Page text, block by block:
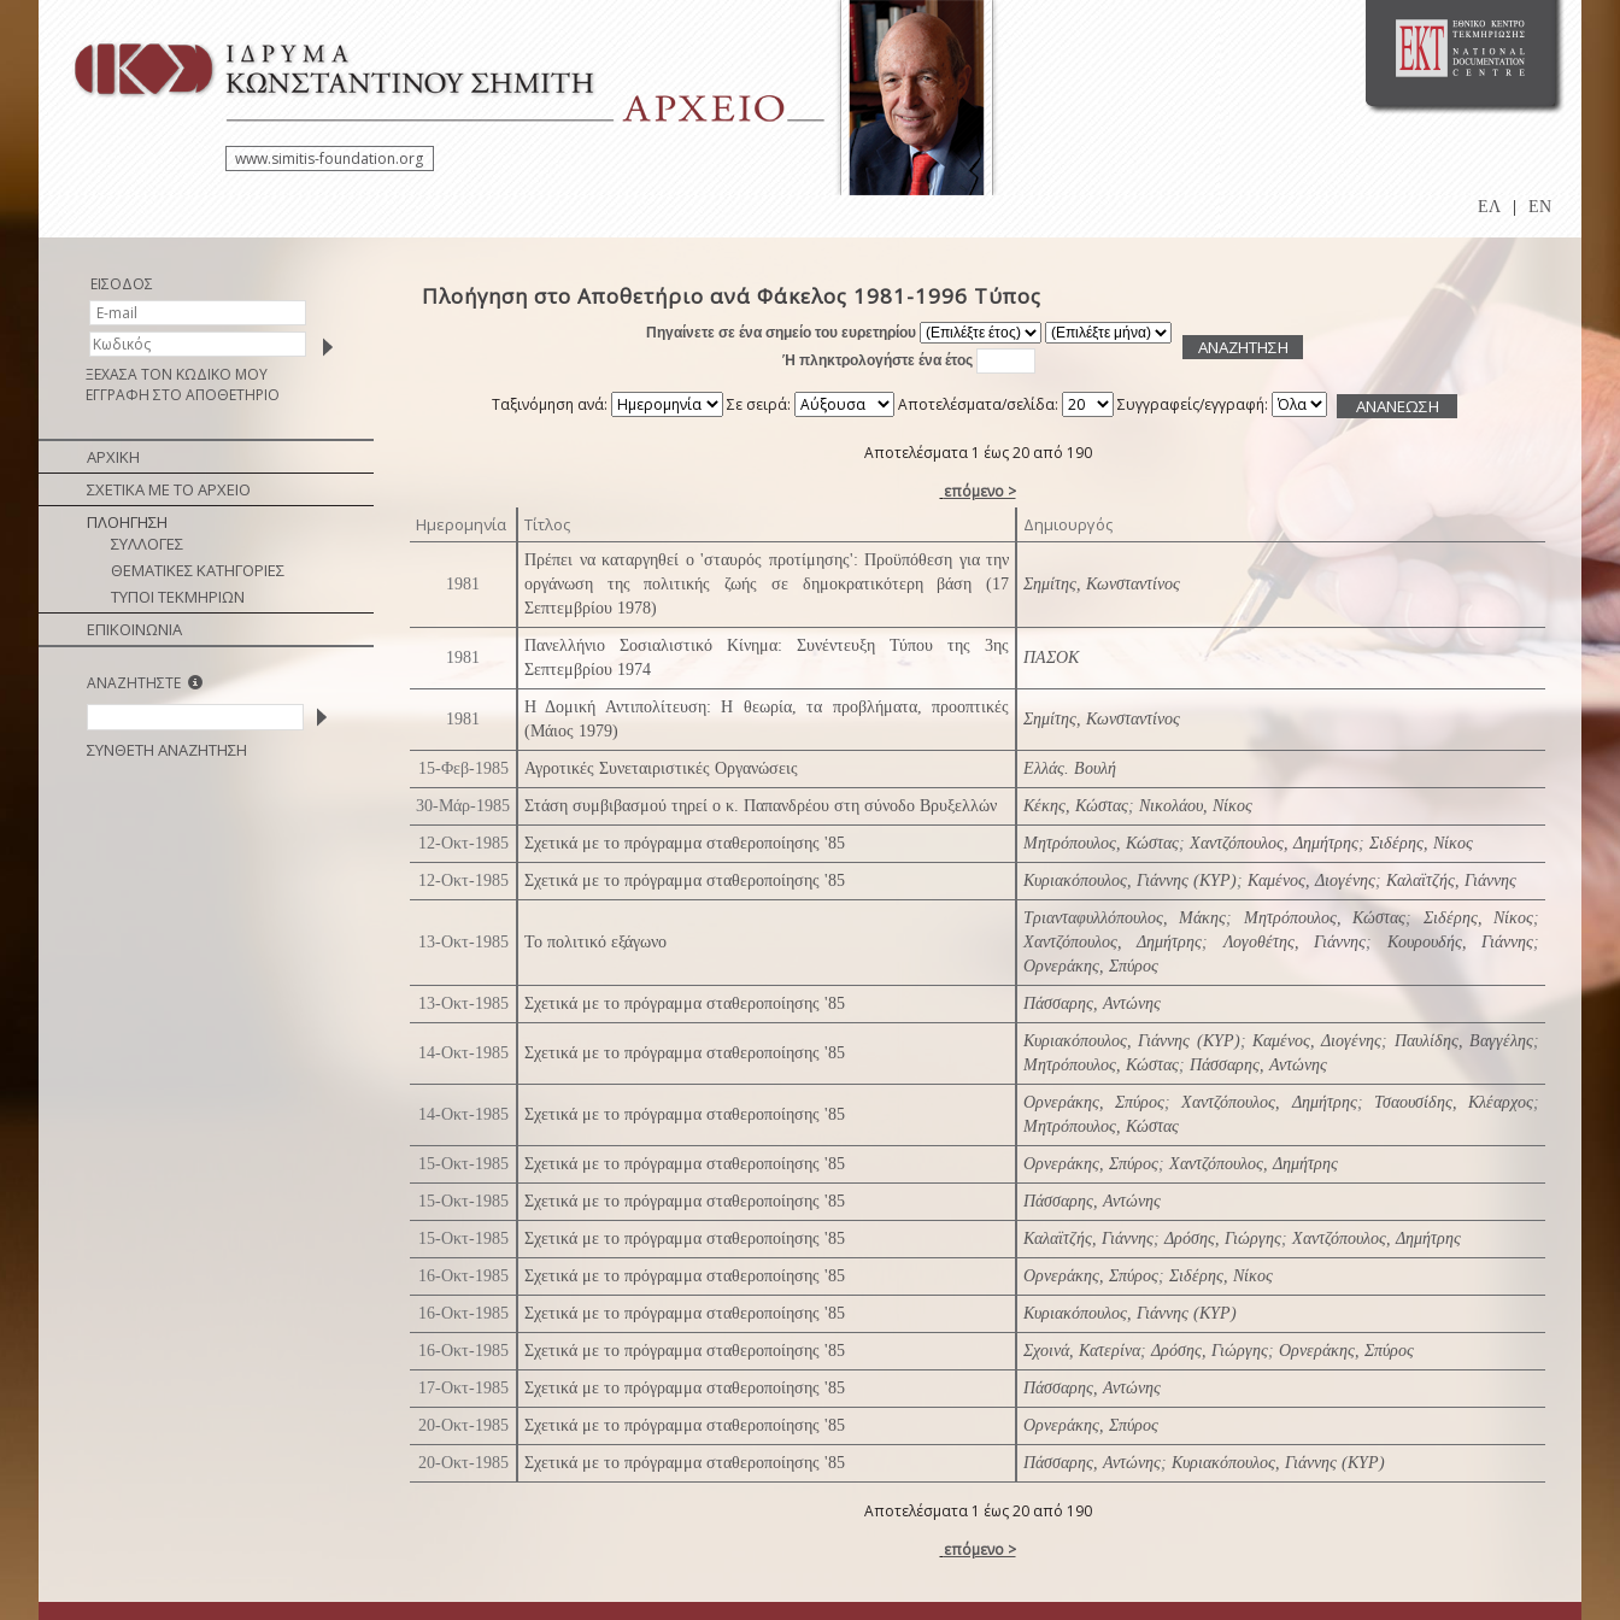
www.simitis-foundation.org
ΕΛ EN
ΕΙΣΟΔΟΣ
ΞΕΧΑΣΑ ΤΟΝ ΚΩΔΙΚΟ ΜΟΥ
ΕΓΓΡΑΦΗ ΣΤΟ ΑΠΟΘΕΤΗΡΙΟ
ΑΡΧΙΚΗ
ΣΧΕΤΙΚΑ ΜΕ ΤΟ ΑΡΧΕΙΟ
ΠΛΟΗΓΗΣΗ
ΣΥΛΛΟΓΕΣ
ΘΕΜΑΤΙΚΕΣ ΚΑΤΗΓΟΡΙΕΣ
ΤΥΠΟΙ ΤΕΚΜΗΡΙΩΝ
ΕΠΙΚΟΙΝΩΝΙΑ
ΑΝΑΖΗΤΗΣΤΕ
ΣΥΝΘΕΤΗ ΑΝΑΖΗΤΗΣΗ
Πλοήγηση στο Αποθετήριο ανά Φάκελος 1981-1996 Τύπος
Πηγαίνετε σε ένα σημείο του ευρετηρίου
Ή πληκτρολογήστε ένα έτος
Ταξινόμηση ανά: Σε σειρά: Αποτελέσματα/σελίδα: Συγγραφείς/εγγραφή:
Αποτελέσματα 1 έως 20 από 190
επόμενο >
Ημερομηνία Τίτλος Δημιουργός
1981
Πρέπει να καταργηθεί ο 'σταυρός προτίμησης': Προϋπόθεση για την
οργάνωση της πολιτικής ζωής σε δημοκρατικότερη βάση (17
Σεπτεμβρίου 1978)
Σημίτης, Κωνσταντίνος
1981
Πανελλήνιο Σοσιαλιστικό Κίνημα: Συνέντευξη Τύπου της 3ης
Σεπτεμβρίου 1974
ΠΑΣΟΚ
1981
Η Δομική Αντιπολίτευση: Η θεωρία, τα προβλήματα, προοπτικές
(Μάιος 1979)
Σημίτης, Κωνσταντίνος
15-Φεβ-1985 Αγροτικές Συνεταιριστικές Οργανώσεις Ελλάς. Βουλή
30-Μάρ-1985 Στάση συμβιβασμού τηρεί ο κ. Παπανδρέου στη σύνοδο Βρυξελλών Κέκης, Κώστας; Νικολάου, Νίκος
12-Οκτ-1985 Σχετικά με το πρόγραμμα σταθεροποίησης '85 Μητρόπουλος, Κώστας;Χαντζόπουλος, Δημήτρης; Σιδέρης, Νίκος
12-Οκτ-1985 Σχετικά με το πρόγραμμα σταθεροποίησης '85 Κυριακόπουλος, Γιάννης (ΚΥΡ); Καμένος, Διογένης; Καλαϊτζής, Γιάννης
13-Οκτ-1985 Το πολιτικό εξάγωνο
Τριανταφυλλόπουλος, Μάκης; Μητρόπουλος, Κώστας;Σιδέρης, Νίκος;
Χαντζόπουλος, Δημήτρης;Λογοθέτης, Γιάννης; Κουρουδής, Γιάννης;
Ορνεράκης, Σπύρος
13-Οκτ-1985 Σχετικά με το πρόγραμμα σταθεροποίησης '85 Πάσσαρης, Αντώνης
14-Οκτ-1985 Σχετικά με το πρόγραμμα σταθεροποίησης '85
Κυριακόπουλος, Γιάννης (ΚΥΡ);Καμένος, Διογένης; Παυλίδης, Βαγγέλης;
Μητρόπουλος, Κώστας; Πάσσαρης, Αντώνης
14-Οκτ-1985 Σχετικά με το πρόγραμμα σταθεροποίησης '85
Ορνεράκης, Σπύρος;Χαντζόπουλος, Δημήτρης; Τσαουσίδης, Κλέαρχος;
Μητρόπουλος, Κώστας
15-Οκτ-1985 Σχετικά με το πρόγραμμα σταθεροποίησης '85 Ορνεράκης, Σπύρος;Χαντζόπουλος, Δημήτρης
15-Οκτ-1985 Σχετικά με το πρόγραμμα σταθεροποίησης '85 Πάσσαρης, Αντώνης
15-Οκτ-1985 Σχετικά με το πρόγραμμα σταθεροποίησης '85 Καλαϊτζής, Γιάννης;Δρόσης, Γιώργης;Χαντζόπουλος, Δημήτρης
16-Οκτ-1985 Σχετικά με το πρόγραμμα σταθεροποίησης '85 Ορνεράκης, Σπύρος; Σιδέρης, Νίκος
16-Οκτ-1985 Σχετικά με το πρόγραμμα σταθεροποίησης '85 Κυριακόπουλος, Γιάννης (ΚΥΡ)
16-Οκτ-1985 Σχετικά με το πρόγραμμα σταθεροποίησης '85 Σχοινά, Κατερίνα;Δρόσης, Γιώργης; Ορνεράκης, Σπύρος
17-Οκτ-1985 Σχετικά με το πρόγραμμα σταθεροποίησης '85 Πάσσαρης, Αντώνης
20-Οκτ-1985 Σχετικά με το πρόγραμμα σταθεροποίησης '85 Ορνεράκης, Σπύρος
20-Οκτ-1985 Σχετικά με το πρόγραμμα σταθεροποίησης '85 Πάσσαρης, Αντώνης; Κυριακόπουλος, Γιάννης (ΚΥΡ)
Αποτελέσματα 1 έως 20 από 190
επόμενο >